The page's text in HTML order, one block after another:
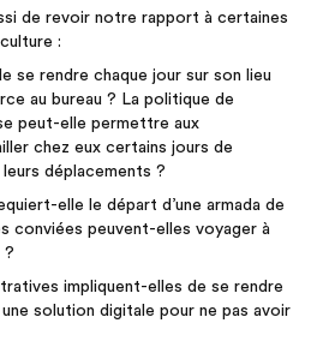
de revoir notre rapport à certaines
:
se rendre chaque jour sur son lieu
au bureau ? La politique de
peut-elle permettre aux
chez eux certains jours de
déplacements ?
elle le départ d’une armada de
conviées peuvent-elles voyager à
?
impliquent-elles de se rendre
solution digitale pour ne pas avoir